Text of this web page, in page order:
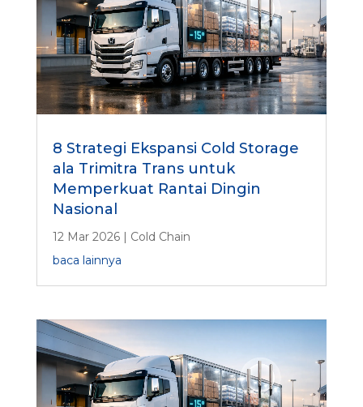
8 Strategi Ekspansi Cold Storage
ala Trimitra Trans untuk
Memperkuat Rantai Dingin
Nasional
12 Mar 2026| Cold Chain
baca lainnya